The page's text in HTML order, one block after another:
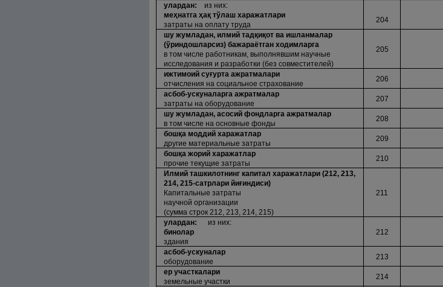
улардан: из них:
меҳнатга ҳақ тўлаш харажатлари
затраты на оплату труда
204
шу жумладан, илмий тадқиқот ва ишланмалар
(ўриндошларсиз) бажараётган ходимларга
в том числе работникам, выполнявшим научные
исследования и разработки (без совместителей)
205
ижтимоий суғурта ажратмалари
отчисления на социальное страхование
206
асбоб-ускуналарга ажратмалар
затраты на оборудование
207
шу жумладан, асосий фондларга ажратмалар
в том числе на основные фонды
208
бошқа моддий харажатлар
другие материальные затраты
209
бошқа жорий харажатлар
прочие текущие затраты
210
Илмий ташкилотнинг капитал харажатлари (212, 213,
214, 215-сатрлари йиғиндиси)
Капитальные затраты
научной организации
(сумма строк 212, 213, 214, 215)
211
улардан: из них:
212
бинолар
здания
асбоб-ускуналар
оборудование
213
ер участкалари
земельные участки
214